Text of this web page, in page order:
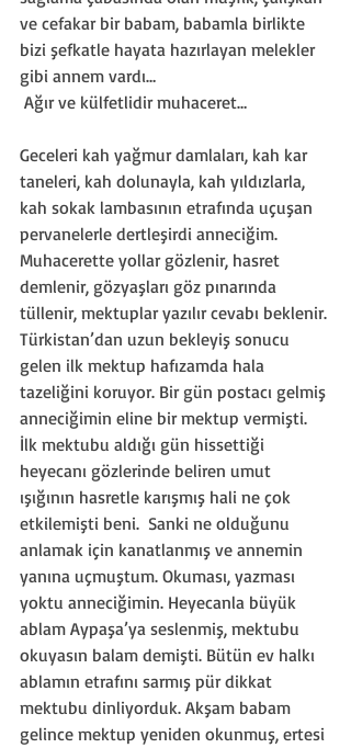
ve cefakar bir babam, babamla birlikte
bizi şefkatle hayata hazırlayan melekler
gibi annem vardı…
Ağır ve külfetlidir muhaceret…
Geceleri kah yağmur damlaları, kah kar
taneleri, kah dolunayla, kah yıldızlarla,
kah sokak lambasının etrafında uçuşan
pervanelerle dertleşirdi anneciğim.
Muhacerette yollar gözlenir, hasret
demlenir, gözyaşları göz pınarında
tüllenir, mektuplar yazılır cevabı beklenir.
Türkistan’dan uzun bekleyiş sonucu
gelen ilk mektup hafızamda hala
tazeliğini koruyor. Bir gün postacı gelmiş
anneciğimin eline bir mektup vermişti.
İlk mektubu aldığı gün hissettiği
heyecanı gözlerinde beliren umut
ışığının hasretle karışmış hali ne çok
etkilemişti beni.  Sanki ne olduğunu
anlamak için kanatlanmış ve annemin
yanına uçmuştum. Okuması, yazması
yoktu anneciğimin. Heyecanla büyük
ablam Aypaşa’ya seslenmiş, mektubu
okuyasın balam demişti. Bütün ev halkı
ablamın etrafını sarmış pür dikkat
mektubu dinliyorduk. Akşam babam
gelince mektup yeniden okunmuş, ertesi